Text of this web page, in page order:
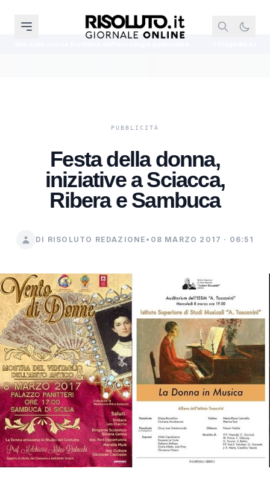
Festa della donna,
iniziative a Sciacca,
Ribera e Sambuca
DI RISOLUTO REDAZIONE • 08 MARZO 2017 · 06:51